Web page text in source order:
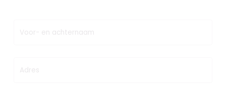
Voor- en achternaam
Adres